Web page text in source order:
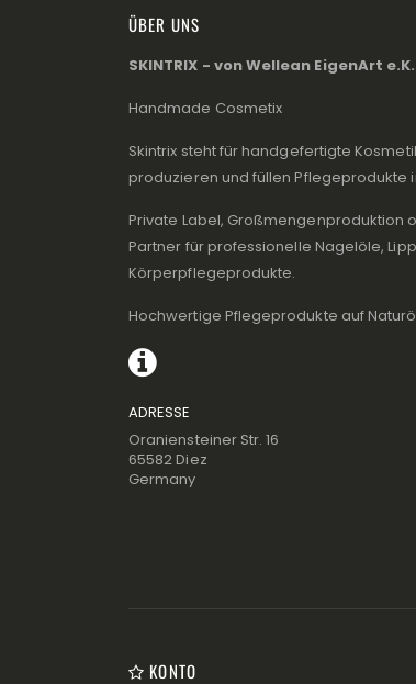
ÜBER UNS
SKINTRIX - von Wellean EigenArt e.K.
Handmade Cosmetix
Skintrix steht für handgefertigte
produzieren und füllen Pflegeprodukte
Private Label, Großmengenproduktion
Partner für professionelle Nagelöle,
Körperpflegeprodukte.
Hochwertige Pflegeprodukte auf
ADRESSE
Oraniensteiner Str. 16
65582 Diez
Germany
KONTO